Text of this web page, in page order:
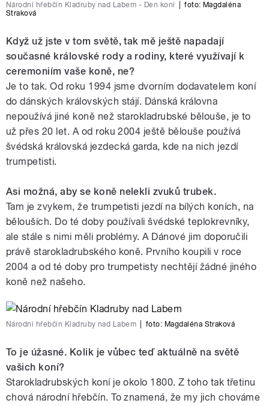
Národní hřebčín Kladruby nad Labem - Den koní foto: Magdaléna
Straková
Když už jste v tom světě, tak mě ještě napadají
současné královské rody a rodiny, které využívají k
ceremoniím vaše koně, ne?
Je to tak. Od roku 1994 jsme dvorním dodavatelem koní
do dánských královských stájí. Dánská královna
nepoužívá jiné koně než starokladrubské bělouše, je to
už přes 20 let. A od roku 2004 ještě bělouše používá
švédská královská jezdecká garda, kde na nich jezdí
trumpetisti.
Asi možná, aby se koně nelekli zvuků trubek.
Tam je zvykem, že trumpetisti jezdí na bílých koních, na
bělouších. Do té doby používali švédské teplokrevníky,
ale stále s nimi měli problémy. A Dánové jim doporučili
právě starokladrubského koně. Prvního koupili v roce
2004 a od té doby pro trumpetisty nechtějí žádné jiného
koně než našeho.
Národní hřebčín Kladruby nad Labem foto: Magdaléna Straková
To je úžasné. Kolik je vůbec teď aktuálně na světě
vašich koní?
Starokladrubských koní je okolo 1800. Z toho tak třetinu
chová národní hřebčín. To znamená, že my jich chováme